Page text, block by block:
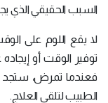
السبب الحقيقي الذي
لا يقع اللوم على
توفير الوقت أو
فعندما تمرض،
الطبيب لتلقي العلاج.